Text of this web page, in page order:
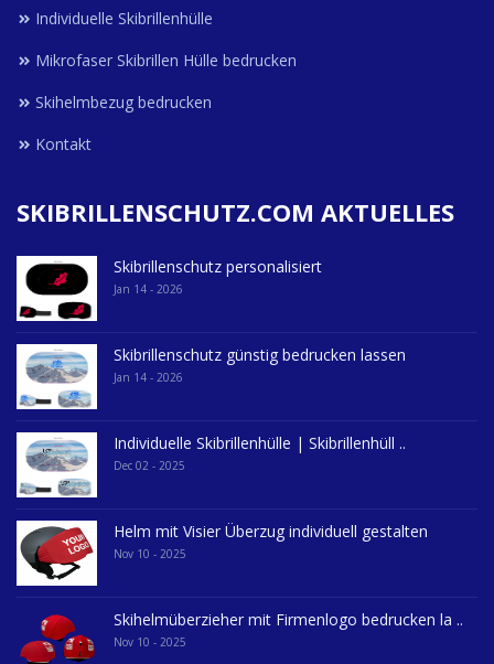
Individuelle Skibrillenhülle
Mikrofaser Skibrillen Hülle bedrucken
Skihelmbezug bedrucken
Kontakt
SKIBRILLENSCHUTZ.COM AKTUELLES
Skibrillenschutz personalisiert
Jan 14 - 2026
Skibrillenschutz günstig bedrucken lassen
Jan 14 - 2026
Individuelle Skibrillenhülle | Skibrillenhüll ..
Dec 02 - 2025
Helm mit Visier Überzug individuell gestalten
Nov 10 - 2025
Skihelmüberzieher mit Firmenlogo bedrucken la ..
Nov 10 - 2025